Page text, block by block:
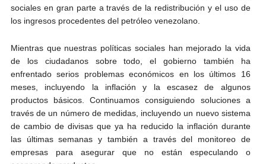
sociales en gran parte a través de la redistribución y el uso de
los ingresos procedentes del petróleo venezolano.
Mientras que nuestras políticas sociales han mejorado la vida
de los ciudadanos sobre todo, el gobierno también ha
enfrentado serios problemas económicos en los últimos 16
meses, incluyendo la inflación y la escasez de algunos
productos básicos. Continuamos consiguiendo soluciones a
través de un número de medidas, incluyendo un nuevo sistema
de cambio de divisas que ya ha reducido la inflación durante
las últimas semanas y también a través del monitoreo de
empresas para asegurar que no están especulando o